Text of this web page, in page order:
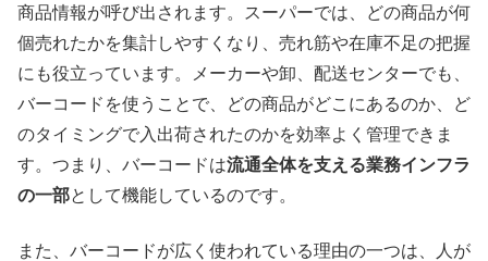
商品情報が呼び出されます。スーパーでは、どの商品が何
個売れたかを集計しやすくなり、売れ筋や在庫不足の把握
にも役立っています。メーカーや卸、配送センターでも、
バーコードを使うことで、どの商品がどこにあるのか、ど
のタイミングで入出荷されたのかを効率よく管理できま
す。つまり、バーコードは流通全体を支える業務インフラ
の一部として機能しているのです。
また、バーコードが広く使われている理由の一つは、人が